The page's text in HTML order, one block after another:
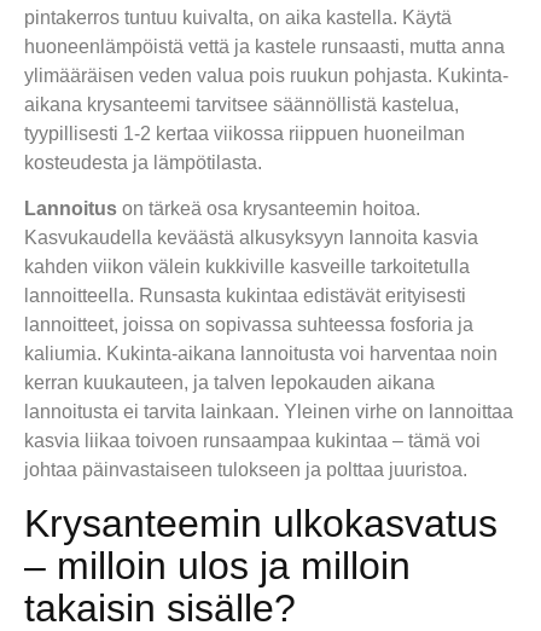
pintakerros tuntuu kuivalta, on aika kastella. Käytä
huoneenlämpöistä vettä ja kastele runsaasti, mutta anna
ylimääräisen veden valua pois ruukun pohjasta. Kukinta-
aikana krysanteemi tarvitsee säännöllistä kastelua,
tyypillisesti 1-2 kertaa viikossa riippuen huoneilman
kosteudesta ja lämpötilasta.
Lannoitus on tärkeä osa krysanteemin hoitoa.
Kasvukaudella keväästä alkusyksyyn lannoita kasvia
kahden viikon välein kukkiville kasveille tarkoitetulla
lannoitteella. Runsasta kukintaa edistävät erityisesti
lannoitteet, joissa on sopivassa suhteessa fosforia ja
kaliumia. Kukinta-aikana lannoitusta voi harventaa noin
kerran kuukauteen, ja talven lepokauden aikana
lannoitusta ei tarvita lainkaan. Yleinen virhe on lannoittaa
kasvia liikaa toivoen runsaampaa kukintaa – tämä voi
johtaa päinvastaiseen tulokseen ja polttaa juuristoa.
Krysanteemin ulkokasvatus
– milloin ulos ja milloin
takaisin sisälle?